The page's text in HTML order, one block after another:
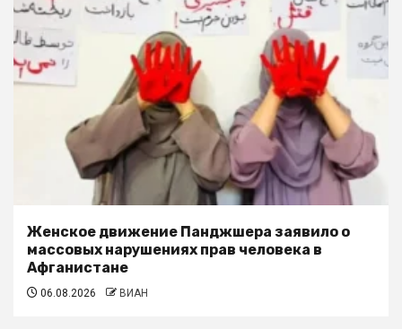
Женское движение Панджшера заявило о
массовых нарушениях прав человека в
Афганистане
06.08.2026 ВИАН